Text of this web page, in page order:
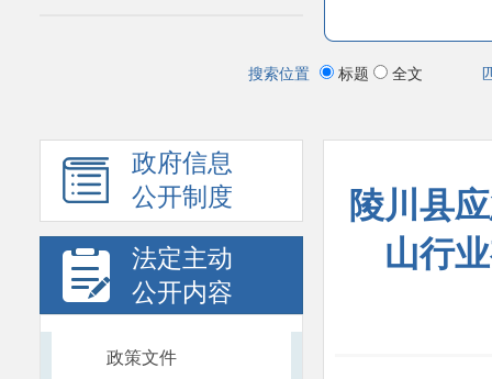
搜索位置 标题 全文
政府信息
公开制度
法定主动
公开内容
政策文件
陵川县
山行